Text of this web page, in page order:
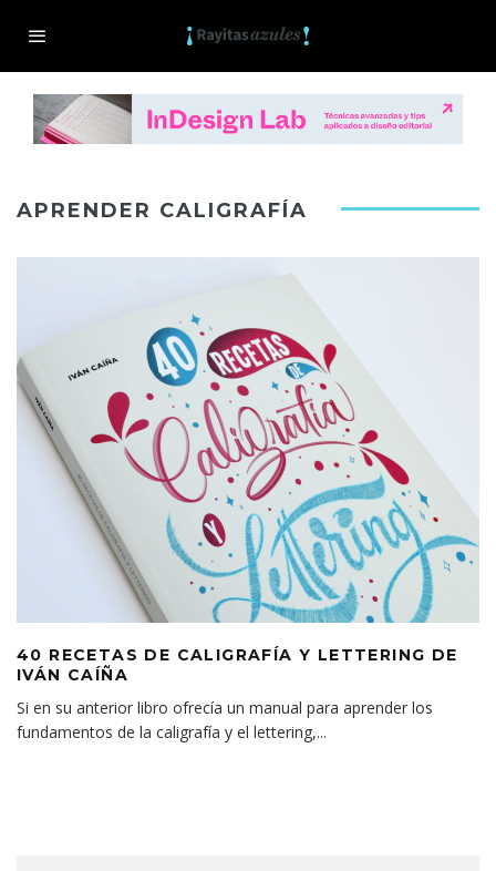
APRENDER CALIGRAFÍA
40 RECETAS DE CALIGRAFÍA Y LETTERING DE
IVÁN CAÍÑA
Si en su anterior libro ofrecía un manual para aprender los
fundamentos de la caligrafía y el lettering,...